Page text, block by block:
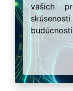
vašich